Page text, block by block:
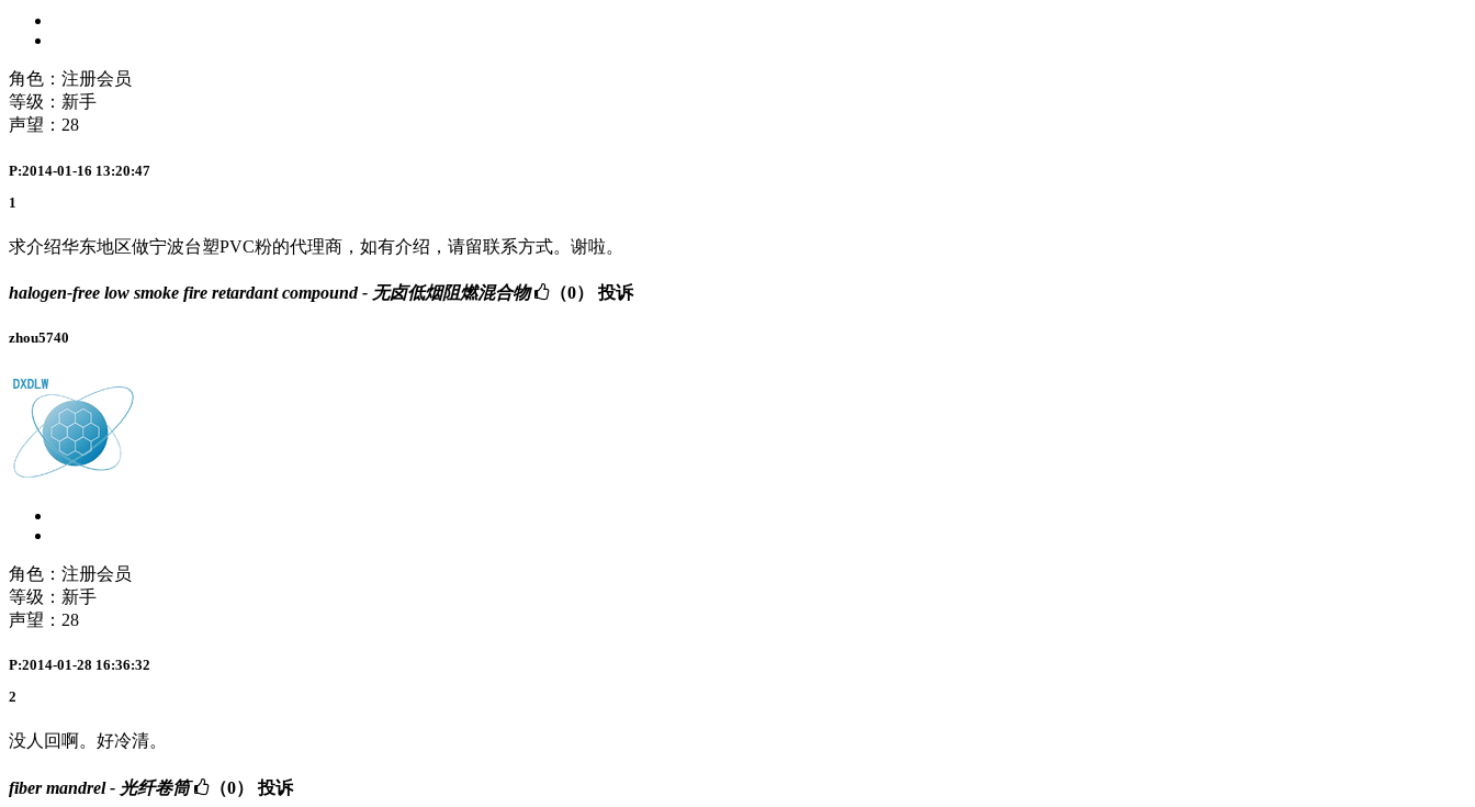
角色：注册会员
等级：新手
声望： 28
P:2014-01-16 13:20:47
1
求介绍华东地区做宁波台塑PVC粉的代理商，如有介绍，请留联系方式。谢啦。
halogen-free low smoke fire retardant compound - 无卤低烟阻燃混合物 （0） 投诉
zhou5740
角色：注册会员
等级：新手
声望： 28
P:2014-01-28 16:36:32
2
没人回啊。好冷清。
fiber mandrel - 光纤卷筒 （0） 投诉